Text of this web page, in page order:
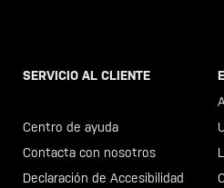
SERVICIO AL CLIENTE
Centro de ayuda
Contacta con nosotros
Declaración de Accesibilidad